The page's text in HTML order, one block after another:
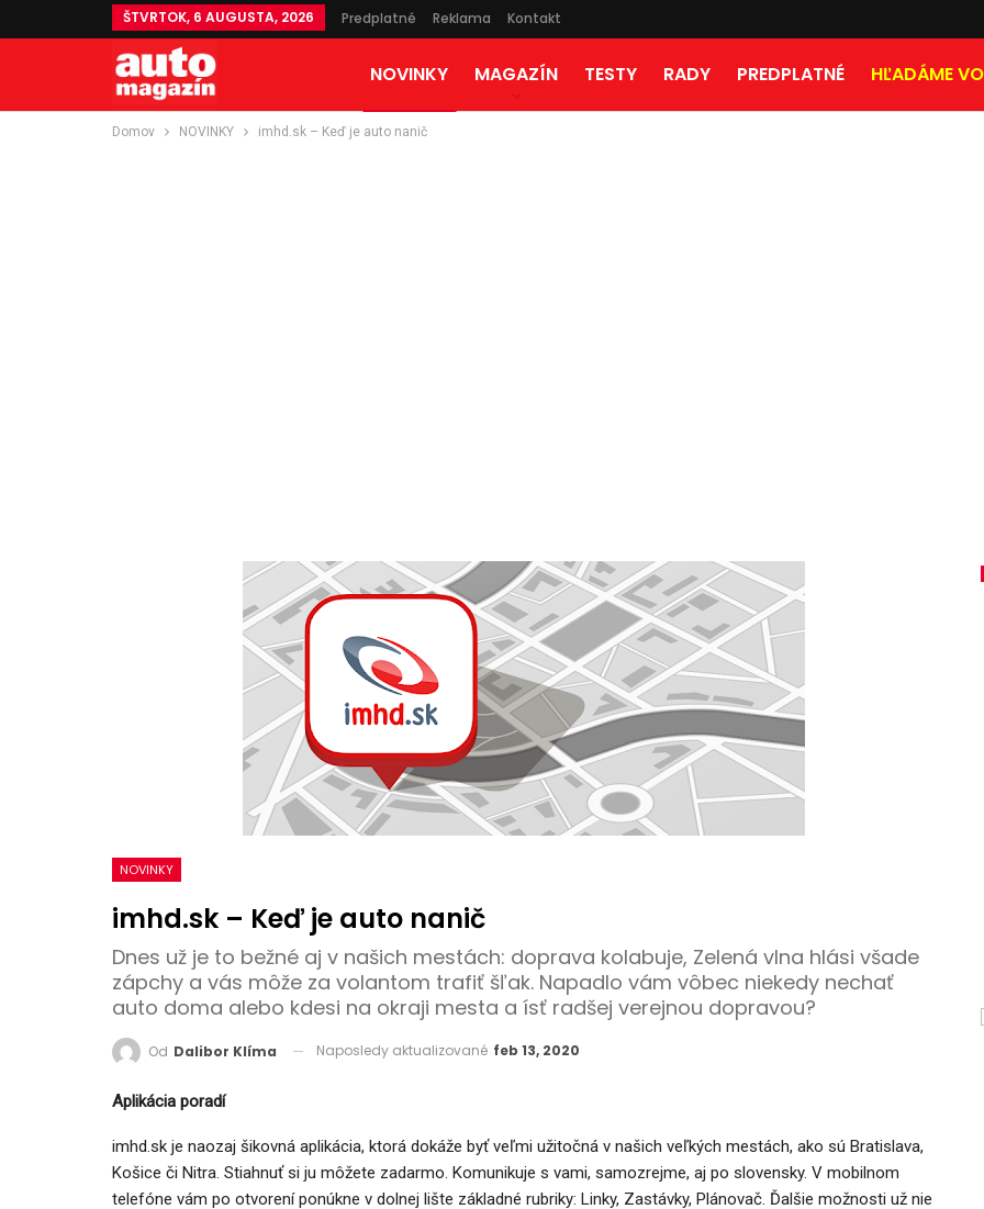
ŠTVRTOK, 6 AUGUSTA, 2026 Predplatné Reklama Kontakt
NOVINKY MAGAZÍN TESTY RADY PREDPLATNÉ HĽADÁME
Domov NOVINKY imhd.sk – Keď je auto nanič
NOVINKY
imhd.sk – Keď je auto nanič
Dnes už je to bežné aj v našich mestách: doprava kolabuje, Zelená vlna hlási všade
zápchy a vás môže za volantom trafiť šľak. Napadlo vám vôbec niekedy nechať
auto doma alebo kdesi na okraji mesta a ísť radšej verejnou dopravou?
Od Dalibor Klíma Naposledy aktualizované feb 13, 2020
Aplikácia poradí
imhd.sk je naozaj šikovná aplikácia, ktorá dokáže byť veľmi užitočná v našich veľkých mestách, ako sú Bratislava,
Košice či Nitra. Stiahnuť si ju môžete zadarmo. Komunikuje s vami, samozrejme, aj po slovensky. V mobilnom
telefóne vám po otvorení ponúkne v dolnej lište základné rubriky: Linky, Zastávky, Plánovač. Ďalšie možnosti už nie